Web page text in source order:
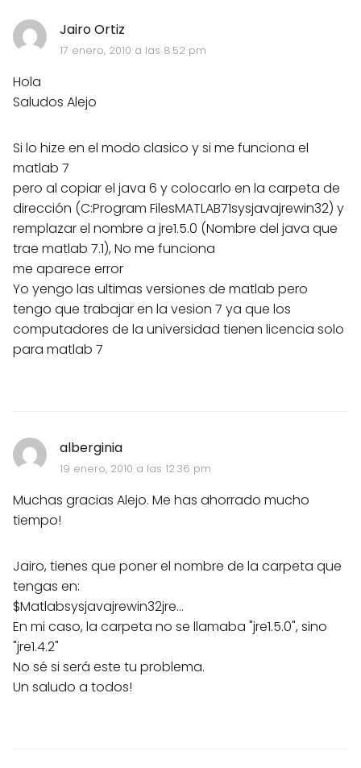
Jairo Ortiz
17 enero, 2010 a las 8:52 pm
Hola
Saludos Alejo
Si lo hize en el modo clasico y si me funciona el
matlab 7
pero al copiar el java 6 y colocarlo en la carpeta de
dirección (C:Program FilesMATLAB71sysjavajrewin32) y
remplazar el nombre a jre1.5.0 (Nombre del java que
trae matlab 7.1), No me funciona
me aparece error
Yo yengo las ultimas versiones de matlab pero
tengo que trabajar en la vesion 7 ya que los
computadores de la universidad tienen licencia solo
para matlab 7
alberginia
19 enero, 2010 a las 12:36 pm
Muchas gracias Alejo. Me has ahorrado mucho
tiempo!
Jairo, tienes que poner el nombre de la carpeta que
tengas en:
$Matlabsysjavajrewin32jre...
En mi caso, la carpeta no se llamaba "jre1.5.0", sino
"jre1.4.2"
No sé si será este tu problema.
Un saludo a todos!